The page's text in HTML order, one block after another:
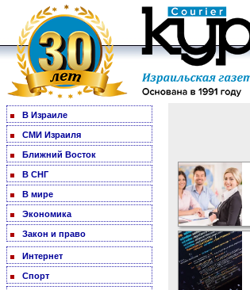
В Израиле
СМИ Израиля
Ближний Восток
В СНГ
В мире
Экономика
Закон и право
Интернет
Спорт